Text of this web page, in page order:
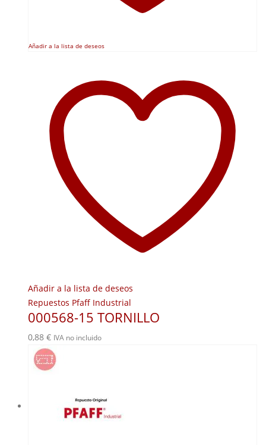
Añadir a la lista de deseos
Añadir a la lista de deseos
Repuestos Pfaff Industrial
000568-15 TORNILLO
0,88 € IVA no incluido